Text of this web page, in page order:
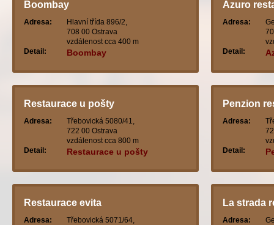
Boombay
Adresa:
Hlavní třída 896/2,
708 00 Ostrava
vzdálenost cca 400 m
Detail:
Boombay
Azuro
Adresa:
Detail:
Restaurace u pošty
Adresa:
Třebovická 5080/41,
722 00 Ostrava
vzdálenost cca 800 m
Detail:
Restaurace u pošty
Penzion
Adresa:
Detail:
Restaurace evita
Adresa:
Třebovická 5071/64,
La strada
Adresa: